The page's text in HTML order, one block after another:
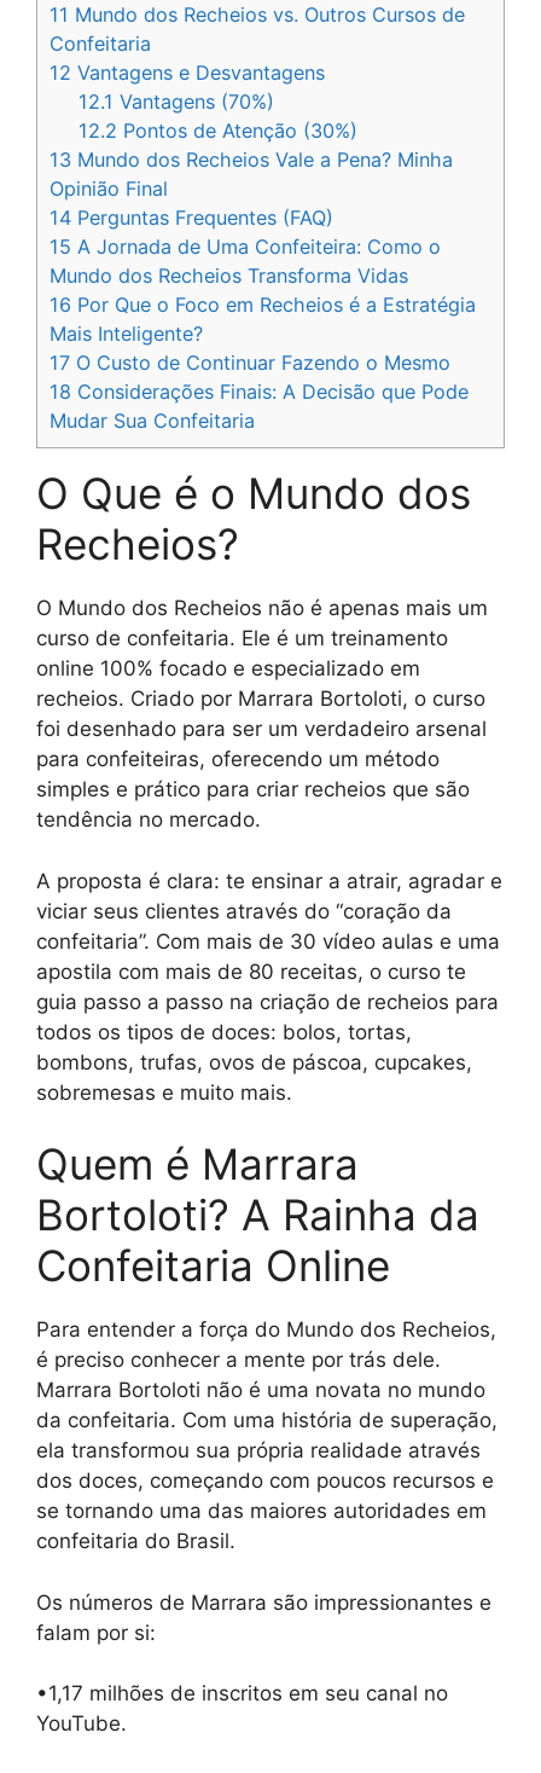
11 Mundo dos Recheios vs. Outros Cursos de
Confeitaria
12 Vantagens e Desvantagens
12.1 Vantagens (70%)
12.2 Pontos de Atenção (30%)
13 Mundo dos Recheios Vale a Pena? Minha
Opinião Final
14 Perguntas Frequentes (FAQ)
15 A Jornada de Uma Confeiteira: Como o
Mundo dos Recheios Transforma Vidas
16 Por Que o Foco em Recheios é a Estratégia
Mais Inteligente?
17 O Custo de Continuar Fazendo o Mesmo
18 Considerações Finais: A Decisão que Pode
Mudar Sua Confeitaria
O Que é o Mundo dos
Recheios?
O Mundo dos Recheios não é apenas mais um
curso de confeitaria. Ele é um treinamento
online 100% focado e especializado em
recheios. Criado por Marrara Bortoloti, o curso
foi desenhado para ser um verdadeiro arsenal
para confeiteiras, oferecendo um método
simples e prático para criar recheios que são
tendência no mercado.
A proposta é clara: te ensinar a atrair, agradar e
viciar seus clientes através do “coração da
confeitaria”. Com mais de 30 vídeo aulas e uma
apostila com mais de 80 receitas, o curso te
guia passo a passo na criação de recheios para
todos os tipos de doces: bolos, tortas,
bombons, trufas, ovos de páscoa, cupcakes,
sobremesas e muito mais.
Quem é Marrara
Bortoloti? A Rainha da
Confeitaria Online
Para entender a força do Mundo dos Recheios,
é preciso conhecer a mente por trás dele.
Marrara Bortoloti não é uma novata no mundo
da confeitaria. Com uma história de superação,
ela transformou sua própria realidade através
dos doces, começando com poucos recursos e
se tornando uma das maiores autoridades em
confeitaria do Brasil.
Os números de Marrara são impressionantes e
falam por si:
•1,17 milhões de inscritos em seu canal no
YouTube.